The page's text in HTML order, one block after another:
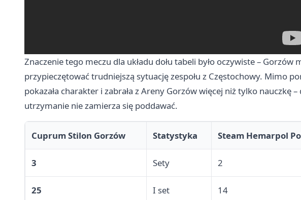
Znaczenie tego meczu dla układu dołu tabeli było oczywiste – Gorzów
przypieczętować trudniejszą sytuację zespołu z Częstochowy. Mimo
pokazała charakter i zabrała z Areny Gorzów więcej niż tylko nauczkę –
utrzymanie nie zamierza się poddawać.
Cuprum Stilon Gorzów Statystyka Steam Hemarpol
3 Sety 2
25 I set 14